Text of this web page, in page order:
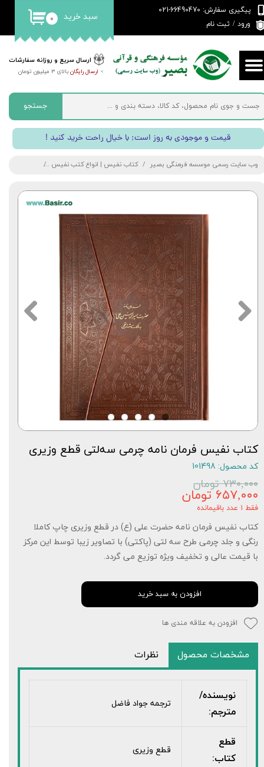
ارسال سریع و روزانه سفارشات
> ارسال رایگانبالای 3 میلیون تومان
پیگیری سفارش: 66490470-021
ورود / ثبت نام
حساب کاربری من
تغییر گذر واژه
سفارشات
خروج از حساب کاربری
۰ سبد خرید
جستجو
! قیمت و موجودی به روز است; با خیال راحت خرید کنید
وب سایت رسمی موسسه فرهنگی بصیر کتاب نفیس | انواع کتب نفیس
کتاب نفیس فرمان نامه چرمی سه‌لتی قطع وزیری
کد محصول: 101498
۷۳۰,۰۰۰ تومان
۶۵۷,۰۰۰ تومان
فقط ۱ عدد باقیمانده
کتاب نفیس فرمان نامه حضرت علی (ع) در قطع وزیری چاپ کاملا
رنگی و جلد چرمی طرح سه لتی (پاکتی) با تصاویر زیبا توسط این مرکز
با قیمت عالی و تخفیف ویژه توزیع می گردد.
افزودن به سبد خرید
افزودن به علاقه مندی ها
مشخصات محصول نظرات
نویسنده/
مترجم:
ترجمه جواد فاضل
قطع
کتاب:
قطع وزیری